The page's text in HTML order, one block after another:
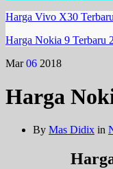
Harga Vivo X30
Harga Nokia 9 Terbaru
Mar 06 2018
Harga
By Mas Didix in